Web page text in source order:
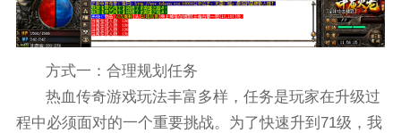
方式一：合理规划任务
热血传奇游戏玩法丰富多样，任务是玩家在升级过
程中必须面对的一个重要挑战。为了快速升到71级，我